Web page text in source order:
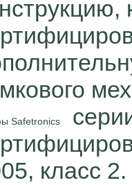
Safetronics
класс 2.